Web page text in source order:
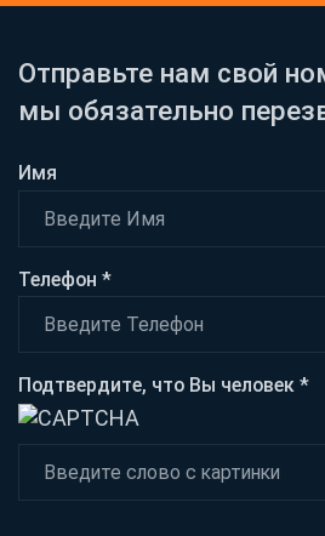
Отправьте нам свой
мы обязательно
Имя
Телефон *
Подтвердите, что Вы человек *